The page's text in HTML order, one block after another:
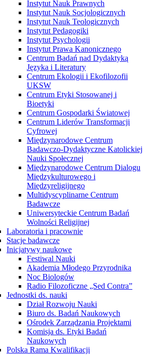
Instytut Nauk Prawnych
Instytut Nauk Socjologicznych
Instytut Nauk Teologicznych
Instytut Pedagogiki
Instytut Psychologii
Instytut Prawa Kanonicznego
Centrum Badań nad Dydaktyką
Języka i Literatury
Centrum Ekologii i Ekofilozofii
UKSW
Centrum Etyki Stosowanej i
Bioetyki
Centrum Gospodarki Światowej
Centrum Liderów Transformacji
Cyfrowej
Międzynarodowe Centrum
Badawczo-Dydaktyczne Katolickiej
Nauki Społecznej
Międzynarodowe Centrum Dialogu
Międzykulturowego i
Międzyreligijnego
Multidyscyplinarne Centrum
Badawcze
Uniwersyteckie Centrum Badań
Wolności Religijnej
Laboratoria i pracownie
Stacje badawcze
Inicjatywy naukowe
Festiwal Nauki
Akademia Młodego Przyrodnika
Noc Biologów
Radio Filozoficzne „Sed Contra”
Jednostki ds. nauki
Dział Rozwoju Nauki
Biuro ds. Badań Naukowych
Ośrodek Zarządzania Projektami
Komisja ds. Etyki Badań
Naukowych
Polska Rama Kwalifikacji